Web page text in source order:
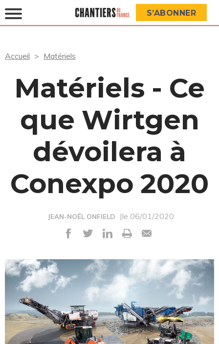
S’ABONNER
Accueil Matériels
Matériels - Ce
que Wirtgen
dévoilera à
Conexpo 2020
JEAN-NOËL ONFIELD |le 06/01/2020